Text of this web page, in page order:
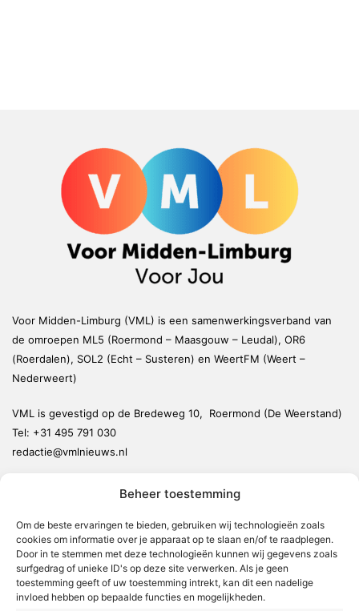
Beheer toestemming
Om de beste ervaringen te bieden, gebruiken wij technologieën zoals
cookies om informatie over je apparaat op te slaan en/of te raadplegen.
Door in te stemmen met deze technologieën kunnen wij gegevens zoals
surfgedrag of unieke ID's op deze site verwerken. Als je geen
toestemming geeft of uw toestemming intrekt, kan dit een nadelige
invloed hebben op bepaalde functies en mogelijkheden.
Voor Midden-Limburg (VML) is een samenwerkingsverband van
de omroepen ML5 (Roermond – Maasgouw – Leudal), OR6
(Roerdalen), SOL2 (Echt – Susteren) en WeertFM (Weert –
Nederweert)
VML is gevestigd op de Bredeweg 10, Roermond (De Weerstand)
Tel: +31 495 791 030
redactie@vmlnieuws.nl
Leudal
Maasgouw
Echt-Susteren